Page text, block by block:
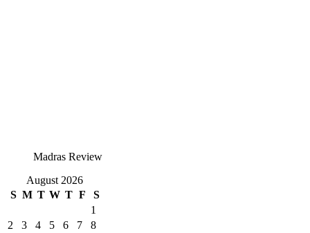
Madras Review
August 2026
S M T W T F
S
1
2
3 4 5 6 7
8